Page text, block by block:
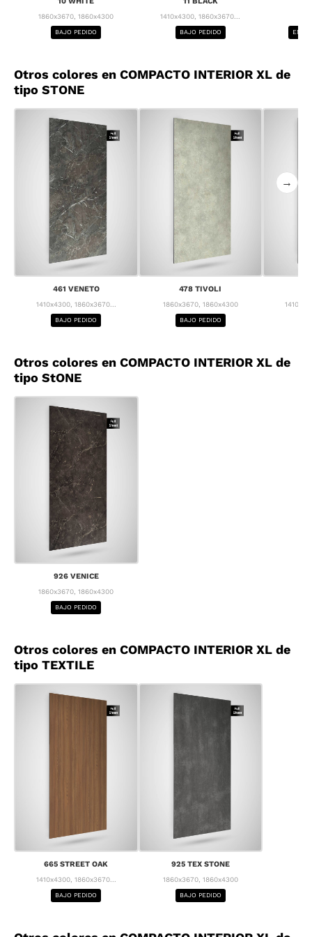
1860x3670, 1860x4300
BAJO PEDIDO
1410x4300, 1860x3670...
BAJO PEDIDO
Otros colores en COMPACTO INTERIOR XL de
tipo STONE
461 VENETO
1410x4300, 1860x3670...
BAJO PEDIDO
478 TIVOLI
1860x3670, 1860x4300
BAJO PEDIDO
→
Otros colores en COMPACTO INTERIOR XL de
tipo StONE
926 VENICE
1860x3670, 1860x4300
BAJO PEDIDO
Otros colores en COMPACTO INTERIOR XL de
tipo TEXTILE
665 STREET OAK
1410x4300, 1860x3670...
BAJO PEDIDO
925 TEX STONE
1860x3670, 1860x4300
BAJO PEDIDO